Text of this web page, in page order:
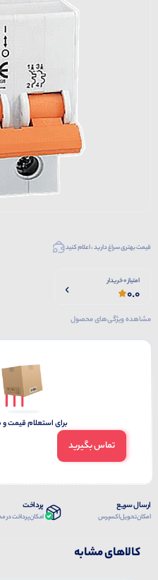
قیمت بهتری سراغ دارید ، اعلام کنید
امتیاز 0 خریدار
0.0
مشاهده ویژگی‌های محصول
برای استعلام قیمت
تماس بگیرید
ارسال سریع
امکان تحویل اکسپرس
پرداخت
امکان پرداخت در
کالاهای مشابه